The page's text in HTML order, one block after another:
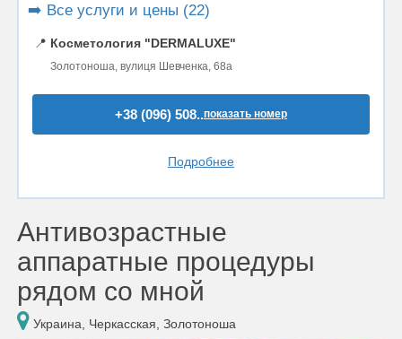
➡️ Все услуги и цены (22)
📍 Косметология "DERMALUXE"
Золотоноша, вулиця Шевченка, 68а
+38 (096) 508..показать номер
Подробнее
Антивозрастные
аппаратные процедуры
рядом со мной
Украина, Черкасская, Золотоноша